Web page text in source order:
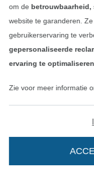
Vind
om de
website te garanderen.
gebruikerservaring te
gepersonaliseerde
ervaring te
Zie voor meer informatie